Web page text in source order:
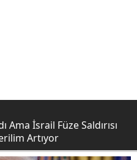
Ama İsrail Füze Saldırısı
Artıyor